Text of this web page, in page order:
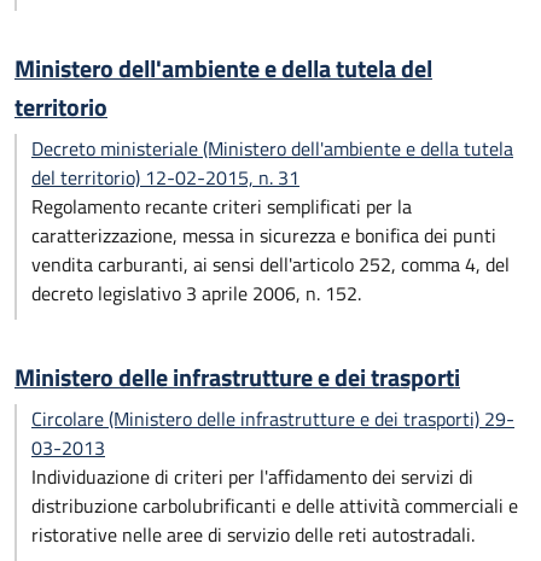
Ministero dell'ambiente e della tutela del
territorio
Decreto ministeriale (Ministero dell'ambiente e della tutela
del territorio) 12-02-2015, n. 31
Regolamento recante criteri semplificati per la
caratterizzazione, messa in sicurezza e bonifica dei punti
vendita carburanti, ai sensi dell'articolo 252, comma 4, del
decreto legislativo 3 aprile 2006, n. 152.
Ministero delle infrastrutture e dei trasporti
Circolare (Ministero delle infrastrutture e dei trasporti) 29-
03-2013
Individuazione di criteri per l'affidamento dei servizi di
distribuzione carbolubrificanti e delle attività commerciali e
ristorative nelle aree di servizio delle reti autostradali.